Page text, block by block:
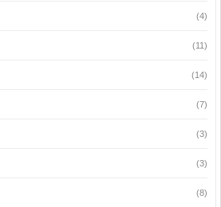
(4)
(11)
(14)
(7)
(3)
(3)
(8)